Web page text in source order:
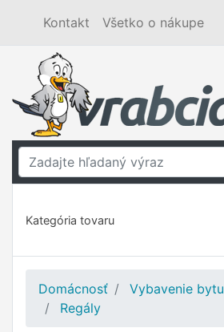
Kontakt Všetko o nákupe
Kategória tovaru
Domácnosť Vybavenie bytu
Regály